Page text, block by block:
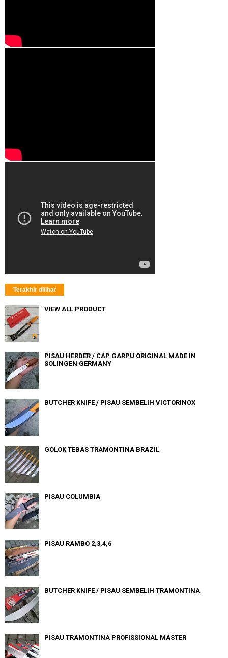
Terakhir dilihat
VIEW ALL PRODUCT
PISAU HERDER / CAP GARPU ORIGINAL MADE IN
SOLINGEN GERMANY
BUTCHER KNIFE / PISAU SEMBELIH VICTORINOX
GOLOK TEBAS TRAMONTINA BRAZIL
PISAU COLUMBIA
PISAU RAMBO 2,3,4,6
BUTCHER KNIFE / PISAU SEMBELIH TRAMONTINA
PISAU TRAMONTINA PROFISSIONAL MASTER